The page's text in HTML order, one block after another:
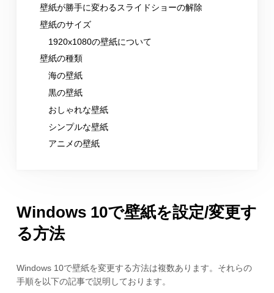
壁紙が勝手に変わるスライドショーの解除
壁紙のサイズ
1920x1080の壁紙について
壁紙の種類
海の壁紙
黒の壁紙
おしゃれな壁紙
シンプルな壁紙
アニメの壁紙
Windows 10で壁紙を設定/変更す
る方法
Windows 10で壁紙を変更する方法は複数あります。それらの
手順を以下の記事で説明しております。